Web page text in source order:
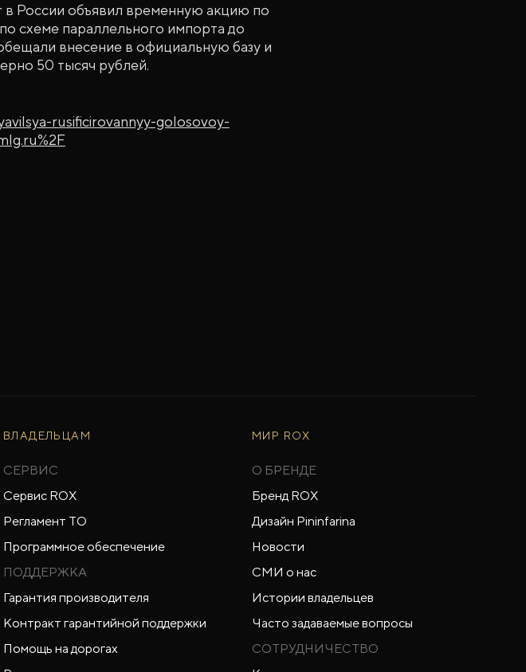
России объявил временную акцию по
схеме параллельного импорта до
внесение в официальную базу и
50 тысяч рублей.
rusificirovannyy-golosovoy-
ВЛАДЕЛЬЦАМ
СЕРВИС
Сервис ROX
Регламент ТО
Программное обеспечение
ПОДДЕРЖКА
Гарантия производителя
Контракт гарантийной поддержки
Помощь на дорогах
МИР ROX
О БРЕНДЕ
Бренд ROX
Дизайн Pininfarina
Новости
СМИ о нас
Истории владельцев
Часто задаваемые вопросы
СОТРУДНИЧЕСТВО